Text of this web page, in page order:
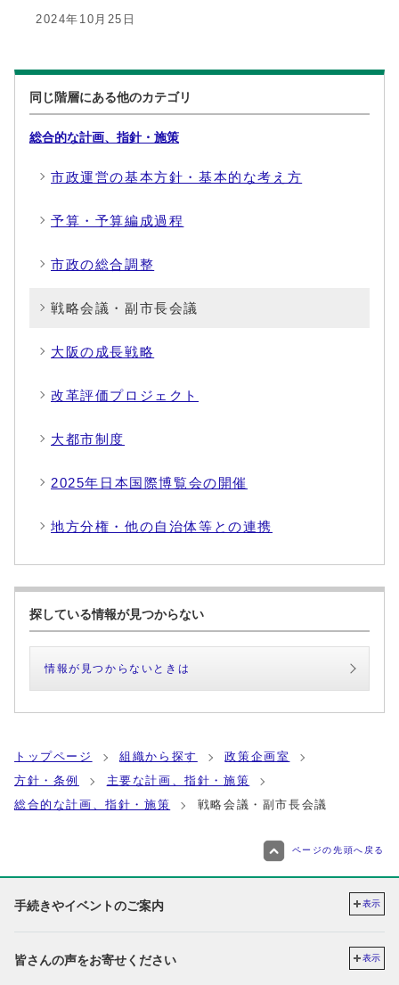
2024年10月25日
同じ階層にある他のカテゴリ
総合的な計画、指針・施策
市政運営の基本方針・基本的な考え方
予算・予算編成過程
市政の総合調整
戦略会議・副市長会議
大阪の成長戦略
改革評価プロジェクト
大都市制度
2025年日本国際博覧会の開催
地方分権・他の自治体等との連携
探している情報が見つからない
情報が見つからないときは
トップページ 組織から探す
政策企画室
方針・条例
主要な計画、指針・施策
総合的な計画、指針・施策
戦略会議・副市長会議
ページの先頭へ戻る
手続きやイベントのご案内 表示
皆さんの声をお寄せください 表示